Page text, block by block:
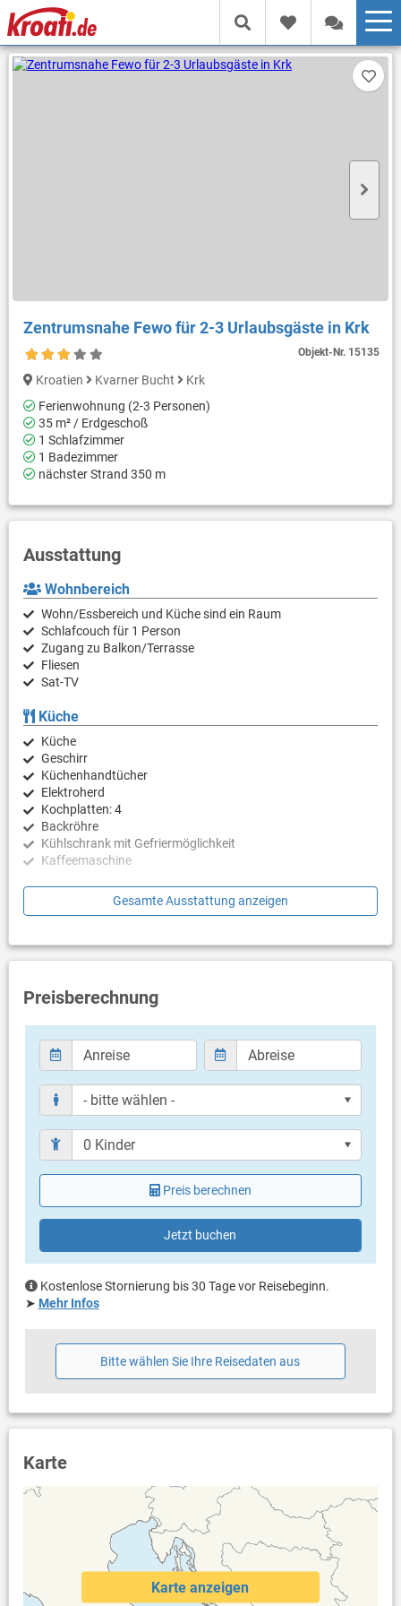
Zentrumsnahe Fewo für 2-3 Urlaubsgäste in Krk
Objekt-Nr. 15135
Kroatien Kvarner Bucht
Krk
Ferienwohnung (2-3 Personen)
35 m² / Erdgeschoß
1 Schlafzimmer
1 Badezimmer
nächster Strand 350 m
Ausstattung
Wohnbereich
Wohn/Essbereich und Küche sind ein Raum
Schlafcouch für 1 Person
Zugang zu Balkon/Terrasse
Fliesen
Sat-TV
Küche
Küche
Geschirr
Küchenhandtücher
Elektroherd
Kochplatten: 4
Backröhre
Kühlschrank mit Gefriermöglichkeit
Kaffeemaschine
Schlafzimmer
Schlafzimmer mit Doppelbett, Parkett
Badezimmer
eigene Terrasse
Bestuhlung
Terrassengröße: 10 m²
Weitere Informationen
Privater Parkplatz auf dem Grundstück
Haustier nicht erlaubt
Eigentümer lebt im gleichen Haus
Bettwäsche vorhanden
Handtücher vorhanden
Gesamte Ausstattung anzeigen
Preisberechnung
Preis berechnen
Jetzt buchen
Kostenlose Stornierung bis 30 Tage vor Reisebeginn.
➤ Mehr Infos
Bitte wählen Sie Ihre Reisedaten aus
Karte
Karte anzeigen